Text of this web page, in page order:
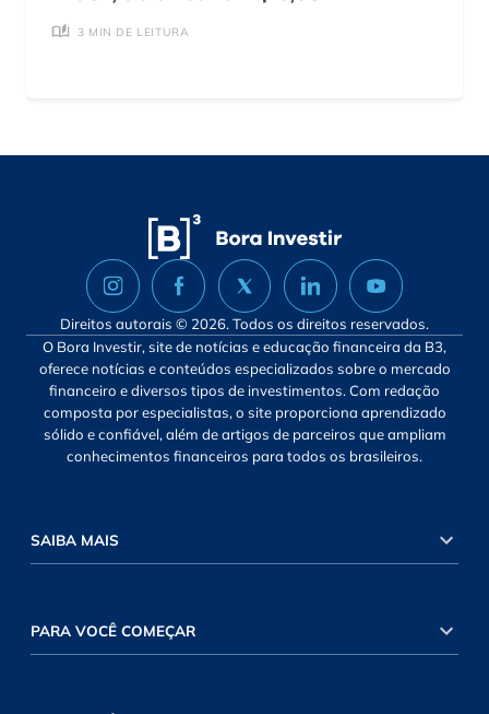
3 MIN DE LEITURA
Direitos autorais © 2026. Todos os direitos reservados.
O Bora Investir, site de notícias e educação financeira da B3,
oferece notícias e conteúdos especializados sobre o mercado
financeiro e diversos tipos de investimentos. Com redação
composta por especialistas, o site proporciona aprendizado
sólido e confiável, além de artigos de parceiros que ampliam
conhecimentos financeiros para todos os brasileiros.
SAIBA MAIS
PARA VOCÊ COMEÇAR